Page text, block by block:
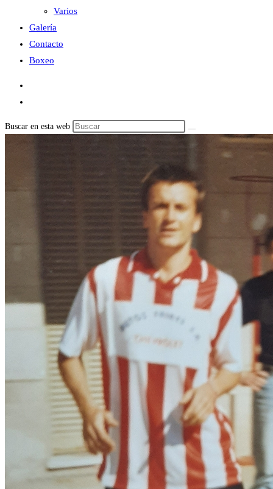
Varios
Galería
Contacto
Boxeo
Buscar en esta web